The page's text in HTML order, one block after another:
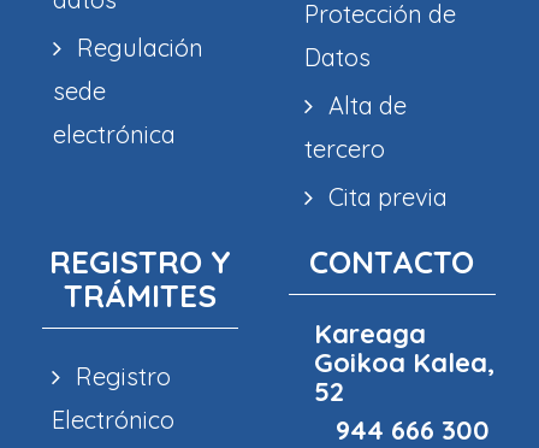
Regulación
sede
electrónica
Protección de
Datos
Alta de
tercero
Cita previa
REGISTRO Y
TRÁMITES
Registro
Electrónico
CONTACTO
Kareaga
Goikoa Kalea,
52
944 666 300